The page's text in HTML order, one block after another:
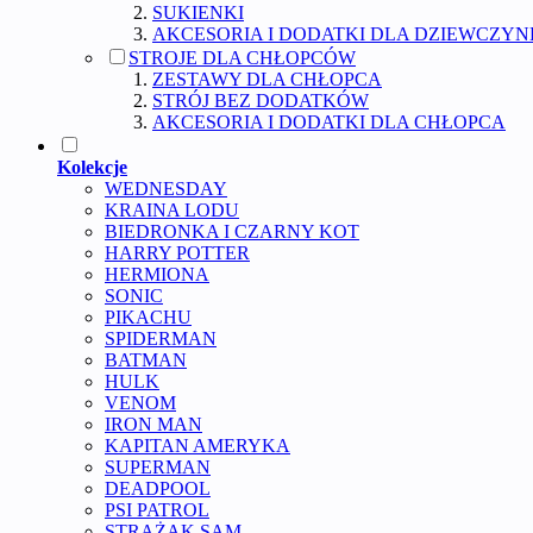
SUKIENKI
AKCESORIA I DODATKI DLA
STROJE DLA CHŁOPCÓW
ZESTAWY DLA CHŁOPCA
STRÓJ BEZ DODATKÓW
AKCESORIA I DODATKI DLA CHŁOPCA
Kolekcje
WEDNESDAY
KRAINA LODU
BIEDRONKA I CZARNY KOT
HARRY POTTER
HERMIONA
SONIC
PIKACHU
SPIDERMAN
BATMAN
HULK
VENOM
IRON MAN
KAPITAN AMERYKA
SUPERMAN
DEADPOOL
PSI PATROL